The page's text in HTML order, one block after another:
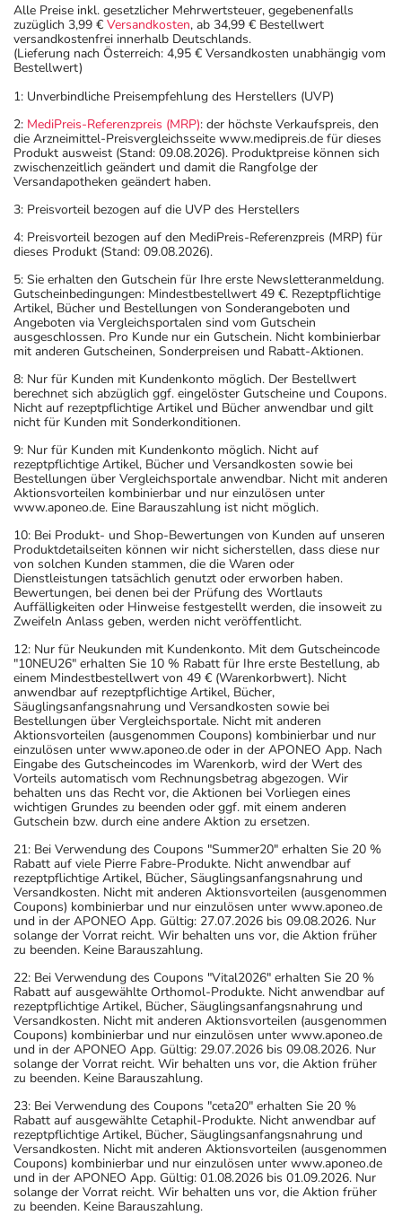
Alle Preise inkl. gesetzlicher Mehrwertsteuer, gegebenenfalls
zuzüglich 3,99 € Versandkosten, ab 34,99 € Bestellwert
versandkostenfrei innerhalb Deutschlands.
(Lieferung nach Österreich: 4,95 € Versandkosten unabhängig vom
Bestellwert)
1: Unverbindliche Preisempfehlung des Herstellers (UVP)
2: MediPreis-Referenzpreis (MRP): der höchste Verkaufspreis, den
die Arzneimittel-Preisvergleichsseite www.medipreis.de für dieses
Produkt ausweist (Stand: 09.08.2026). Produktpreise können sich
zwischenzeitlich geändert und damit die Rangfolge der
Versandapotheken geändert haben.
3: Preisvorteil bezogen auf die UVP des Herstellers
4: Preisvorteil bezogen auf den MediPreis-Referenzpreis (MRP) für
dieses Produkt (Stand: 09.08.2026).
5: Sie erhalten den Gutschein für Ihre erste Newsletteranmeldung.
Gutscheinbedingungen: Mindestbestellwert 49 €. Rezeptpflichtige
Artikel, Bücher und Bestellungen von Sonderangeboten und
Angeboten via Vergleichsportalen sind vom Gutschein
ausgeschlossen. Pro Kunde nur ein Gutschein. Nicht kombinierbar
mit anderen Gutscheinen, Sonderpreisen und Rabatt-Aktionen.
8: Nur für Kunden mit Kundenkonto möglich. Der Bestellwert
berechnet sich abzüglich ggf. eingelöster Gutscheine und Coupons.
Nicht auf rezeptpflichtige Artikel und Bücher anwendbar und gilt
nicht für Kunden mit Sonderkonditionen.
9: Nur für Kunden mit Kundenkonto möglich. Nicht auf
rezeptpflichtige Artikel, Bücher und Versandkosten sowie bei
Bestellungen über Vergleichsportale anwendbar. Nicht mit anderen
Aktionsvorteilen kombinierbar und nur einzulösen unter
www.aponeo.de. Eine Barauszahlung ist nicht möglich.
10: Bei Produkt- und Shop-Bewertungen von Kunden auf unseren
Produktdetailseiten können wir nicht sicherstellen, dass diese nur
von solchen Kunden stammen, die die Waren oder
Dienstleistungen tatsächlich genutzt oder erworben haben.
Bewertungen, bei denen bei der Prüfung des Wortlauts
Auffälligkeiten oder Hinweise festgestellt werden, die insoweit zu
Zweifeln Anlass geben, werden nicht veröffentlicht.
12: Nur für Neukunden mit Kundenkonto. Mit dem Gutscheincode
"10NEU26" erhalten Sie 10 % Rabatt für Ihre erste Bestellung, ab
einem Mindestbestellwert von 49 € (Warenkorbwert). Nicht
anwendbar auf rezeptpflichtige Artikel, Bücher,
Säuglingsanfangsnahrung und Versandkosten sowie bei
Bestellungen über Vergleichsportale. Nicht mit anderen
Aktionsvorteilen (ausgenommen Coupons) kombinierbar und nur
einzulösen unter www.aponeo.de oder in der APONEO App. Nach
Eingabe des Gutscheincodes im Warenkorb, wird der Wert des
Vorteils automatisch vom Rechnungsbetrag abgezogen. Wir
behalten uns das Recht vor, die Aktionen bei Vorliegen eines
wichtigen Grundes zu beenden oder ggf. mit einem anderen
Gutschein bzw. durch eine andere Aktion zu ersetzen.
21: Bei Verwendung des Coupons "Summer20" erhalten Sie 20 %
Rabatt auf viele Pierre Fabre-Produkte. Nicht anwendbar auf
rezeptpflichtige Artikel, Bücher, Säuglingsanfangsnahrung und
Versandkosten. Nicht mit anderen Aktionsvorteilen (ausgenommen
Coupons) kombinierbar und nur einzulösen unter www.aponeo.de
und in der APONEO App. Gültig: 27.07.2026 bis 09.08.2026. Nur
solange der Vorrat reicht. Wir behalten uns vor, die Aktion früher
zu beenden. Keine Barauszahlung.
22: Bei Verwendung des Coupons "Vital2026" erhalten Sie 20 %
Rabatt auf ausgewählte Orthomol-Produkte. Nicht anwendbar auf
rezeptpflichtige Artikel, Bücher, Säuglingsanfangsnahrung und
Versandkosten. Nicht mit anderen Aktionsvorteilen (ausgenommen
Coupons) kombinierbar und nur einzulösen unter www.aponeo.de
und in der APONEO App. Gültig: 29.07.2026 bis 09.08.2026. Nur
solange der Vorrat reicht. Wir behalten uns vor, die Aktion früher
zu beenden. Keine Barauszahlung.
23: Bei Verwendung des Coupons "ceta20" erhalten Sie 20 %
Rabatt auf ausgewählte Cetaphil-Produkte. Nicht anwendbar auf
rezeptpflichtige Artikel, Bücher, Säuglingsanfangsnahrung und
Versandkosten. Nicht mit anderen Aktionsvorteilen (ausgenommen
Coupons) kombinierbar und nur einzulösen unter www.aponeo.de
und in der APONEO App. Gültig: 01.08.2026 bis 01.09.2026. Nur
solange der Vorrat reicht. Wir behalten uns vor, die Aktion früher
zu beenden. Keine Barauszahlung.